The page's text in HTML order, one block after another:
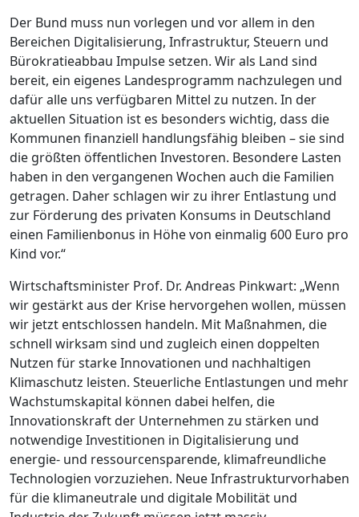
Der Bund muss nun vorlegen und vor allem in den
Bereichen Digitalisierung, Infrastruktur, Steuern und
Bürokratieabbau Impulse setzen. Wir als Land sind
bereit, ein eigenes Landesprogramm nachzulegen und
dafür alle uns verfügbaren Mittel zu nutzen. In der
aktuellen Situation ist es besonders wichtig, dass die
Kommunen finanziell handlungsfähig bleiben – sie sind
die größten öffentlichen Investoren. Besondere Lasten
haben in den vergangenen Wochen auch die Familien
getragen. Daher schlagen wir zu ihrer Entlastung und
zur Förderung des privaten Konsums in Deutschland
einen Familienbonus in Höhe von einmalig 600 Euro pro
Kind vor.“
Wirtschaftsminister Prof. Dr. Andreas Pinkwart: „Wenn
wir gestärkt aus der Krise hervorgehen wollen, müssen
wir jetzt entschlossen handeln. Mit Maßnahmen, die
schnell wirksam sind und zugleich einen doppelten
Nutzen für starke Innovationen und nachhaltigen
Klimaschutz leisten. Steuerliche Entlastungen und mehr
Wachstumskapital können dabei helfen, die
Innovationskraft der Unternehmen zu stärken und
notwendige Investitionen in Digitalisierung und
energie- und ressourcensparende, klimafreundliche
Technologien vorzuziehen. Neue Infrastrukturvorhaben
für die klimaneutrale und digitale Mobilität und